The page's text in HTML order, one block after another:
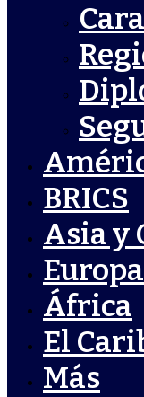
BRICS
Asia y
Europa
África
El
Más